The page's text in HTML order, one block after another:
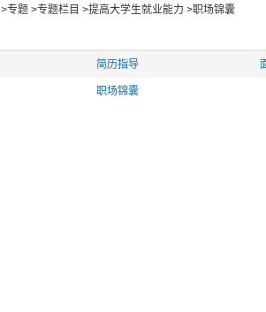
>专题 >专题栏目 >提高大学生就业能力 >职场锦囊
简历指导
职场锦囊